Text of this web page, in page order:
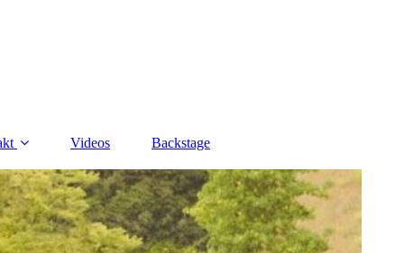
Videos Backstage